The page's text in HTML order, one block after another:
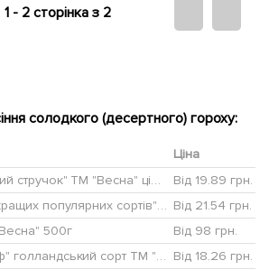
1 - 2 сторінка з 2
солодкого (десертного) гороху:
Ціна
На вагу Горох "Цукровий стручок" ТМ "Весна" ціна за 50г
Від 19.89 грн.
На вагу Горох "Суміш кращих популярних сортів" ТМ "Весна" ціна за 50г Від 21.54 грн.
500г
Від 98 грн.
Горох овочевий "Джоф" голландський сорт ТМ "SeedEera" 20г NEW Від 18.26 грн.